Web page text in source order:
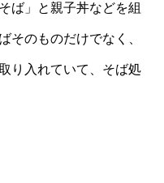
ば」と親子丼などを組
そのものだけでなく、
り入れていて、そば処